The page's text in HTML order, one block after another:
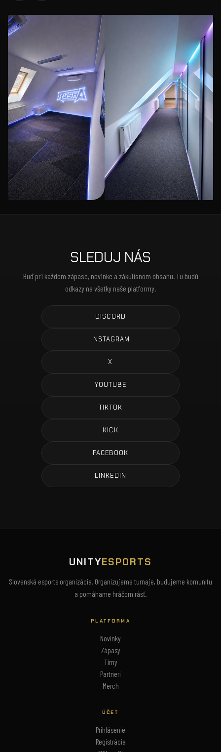
SLEDUJ NÁS
Buď pri každom zápase, novinke a zákulisnom obsahu. Tu budú
odkazy na všetky naše platformy.
DISCORD
INSTAGRAM
X
YOUTUBE
TIKTOK
KICK
FACEBOOK
LINKEDIN
UNITYESPORTS
Slovenská esports organizácia. Organizujeme turnaje, budujeme komunitu
a pomáhame hráčom rásť.
PLATFORMA
Novinky
Zápasy
Tímy
Partneri
Merch
ÚČET
Prihlásenie
Registrácia